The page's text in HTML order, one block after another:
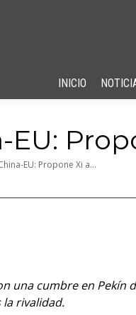
INICIO
EU: Propone Xi a…
una cumbre en Pekín
la rivalidad.